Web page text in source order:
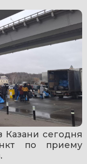
сегодня
по приему